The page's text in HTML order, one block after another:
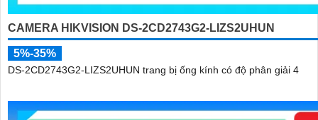
CAMERA HIKVISION DS-2CD2743G2-LIZS2UHUN
5%-35%
DS-2CD2743G2-LIZS2UHUN trang bị ống kính có độ phân giải 4